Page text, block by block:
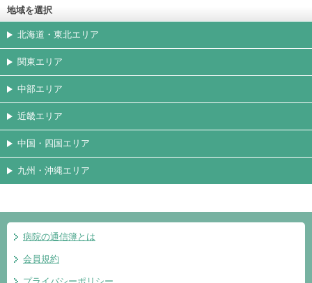
地域を選択
北海道・東北エリア
関東エリア
中部エリア
近畿エリア
中国・四国エリア
九州・沖縄エリア
病院の通信簿とは
会員規約